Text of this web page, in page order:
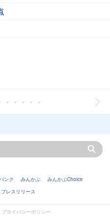
ンク みんかぶ
みんかぶChoice
プレスリリース
プライバシーポリシー